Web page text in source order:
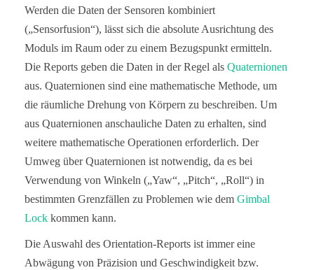
Werden die Daten der Sensoren kombiniert
(„Sensorfusion“), lässt sich die absolute Ausrichtung des
Moduls im Raum oder zu einem Bezugspunkt ermitteln.
Die Reports geben die Daten in der Regel als Quaternionen
aus. Quaternionen sind eine mathematische Methode, um
die räumliche Drehung von Körpern zu beschreiben. Um
aus Quaternionen anschauliche Daten zu erhalten, sind
weitere mathematische Operationen erforderlich. Der
Umweg über Quaternionen ist notwendig, da es bei
Verwendung von Winkeln („Yaw“, „Pitch“, „Roll“) in
bestimmten Grenzfällen zu Problemen wie dem Gimbal
Lock kommen kann.
Die Auswahl des Orientation-Reports ist immer eine
Abwägung von Präzision und Geschwindigkeit bzw.